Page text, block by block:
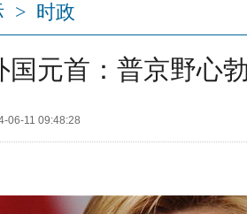
> 时政
国元首：普京野心
06-11 09:48:28